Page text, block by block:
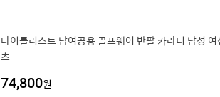
타이틀리스트 남여공용 골프웨어 반팔 카라티 남성
츠
74,800원